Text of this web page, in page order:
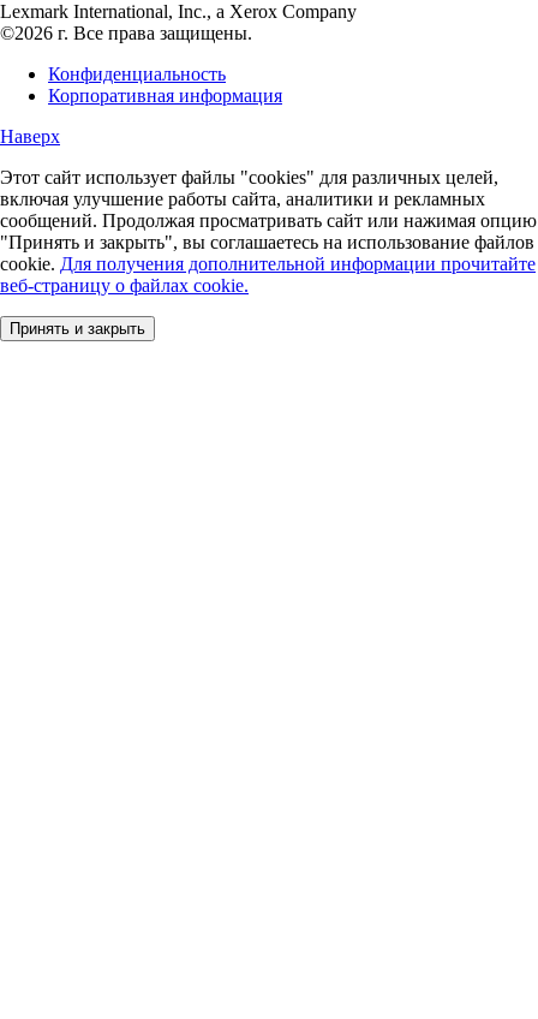
Lexmark International, Inc., a Xerox Company
©2026 г. Все права защищены.
Конфиденциальность
Корпоративная информация
Наверх
Этот сайт использует файлы "cookies" для различных целей,
включая улучшение работы сайта, аналитики и рекламных
сообщений. Продолжая просматривать сайт или нажимая опцию
"Принять и закрыть", вы соглашаетесь на использование файлов
cookie. Для получения дополнительной информации прочитайте
веб-страницу о файлах cookie.
Принять и закрыть